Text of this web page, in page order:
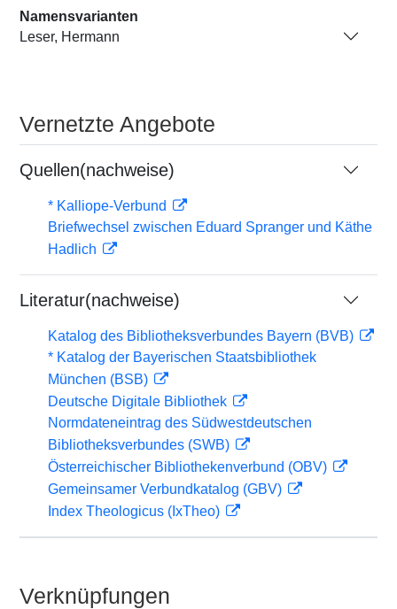
Namensvarianten
Leser, Hermann
Vernetzte Angebote
Quellen(nachweise)
* Kalliope-Verbund
Briefwechsel zwischen Eduard Spranger und Käthe
Hadlich
Literatur(nachweise)
Katalog des Bibliotheksverbundes Bayern (BVB)
* Katalog der Bayerischen Staatsbibliothek
München (BSB)
Deutsche Digitale Bibliothek
Normdateneintrag des Südwestdeutschen
Bibliotheksverbundes (SWB)
Österreichischer Bibliothekenverbund (OBV)
Gemeinsamer Verbundkatalog (GBV)
Index Theologicus (IxTheo)
Verknüpfungen